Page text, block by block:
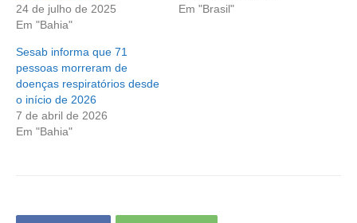
24 de julho de 2025
Em "Bahia"
Em "Brasil"
Sesab informa que 71
pessoas morreram de
doenças respiratórios desde
o início de 2026
7 de abril de 2026
Em "Bahia"